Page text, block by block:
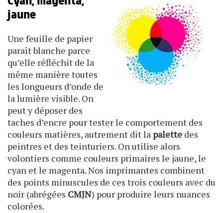
jaune
Une feuille de papier
paraît blanche parce
qu’elle réfléchit de la
même manière toutes
les longueurs d’onde de
la lumière visible. On
peut y déposer des
taches d’encre pour tester le comportement des
couleurs matières, autrement dit lapalette des
peintres et des teinturiers. On utilise alors
volontiers comme couleurs primaires le jaune, le
cyan et le magenta. Nos imprimantes combinent
des points minuscules de ces trois couleurs avec du
noir (abrégées CMJN) pour produire leurs nuances
colorées.